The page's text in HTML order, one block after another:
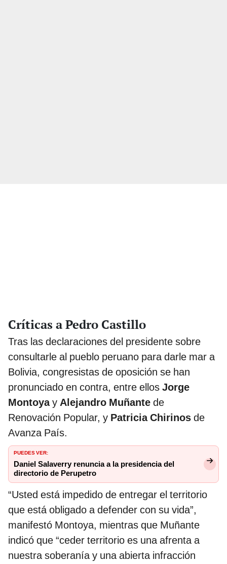
Críticas a Pedro Castillo
Tras las declaraciones del presidente sobre
consultarle al pueblo peruano para darle mar a
Bolivia, congresistas de oposición se han
pronunciado en contra, entre ellos Jorge
Montoyay Alejandro Muñante de
Renovación Popular, y Patricia Chirinos de
Avanza País.
PUEDES VER:
Daniel Salaverry renuncia a la presidencia del
directorio de Perupetro
“Usted está impedido de entregar el territorio
que está obligado a defender con su vida”,
manifestó Montoya, mientras que Muñante
indicó que “ceder territorio es una afrenta a
nuestra soberanía y una abierta infracción